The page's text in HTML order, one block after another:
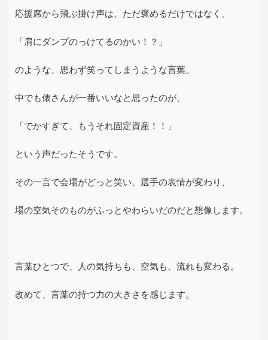
応援席から飛ぶ掛け声は、ただ褒めるだけではなく、
「肩にダンプのっけてるのかい！？」
のような、思わず笑ってしまうような言葉。
中でも俵さんが一番いいなと思ったのが、
「でかすぎて、もうそれ固定資産！！」
という声だったそうです。
その一言で会場がどっと笑い、選手の表情が変わり、
場の空気そのものがふっとやわらいだのだと想像します。
言葉ひとつで、人の気持ちも、空気も、流れも変わる。
改めて、言葉の持つ力の大きさを感じます。